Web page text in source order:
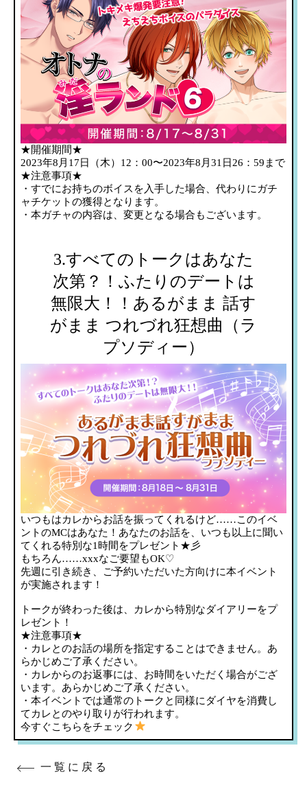
★開催期間★
2023年8月17日（木）12：00〜2023年8月31日26：59まで
★注意事項★
・すでにお持ちのボイスを入手した場合、代わりにガチ
ャチケットの獲得となります。
・本ガチャの内容は、変更となる場合もございます。
3.すべてのトークはあなた
次第？！ふたりのデートは
無限大！！あるがまま 話す
がまま つれづれ狂想曲（ラ
プソディー）
いつもはカレからお話を振ってくれるけど……このイベ
ントのMCはあなた！あなたのお話を、いつも以上に聞い
てくれる特別な1時間をプレゼント★彡
もちろん……xxxなご要望もOK♡
先週に引き続き、ご予約いただいた方向けに本イベント
が実施されます！
トークが終わった後は、カレから特別なダイアリーをプ
レゼント！
★注意事項★
・カレとのお話の場所を指定することはできません。あ
らかじめご了承ください。
・カレからのお返事には、お時間をいただく場合がござ
います。あらかじめご了承ください。
・本イベントでは通常のトークと同様にダイヤを消費し
てカレとのやり取りが行われます。
今すぐこちらをチェック
一覧に戻る